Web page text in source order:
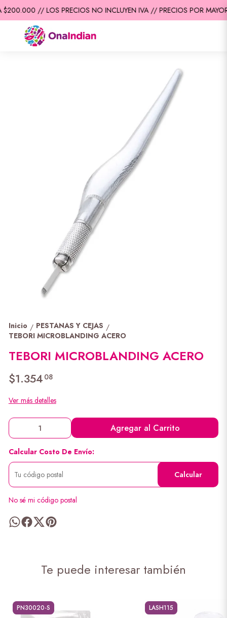
// LOS PRECIOS NO INCLUYEN IVA // PRECIOS POR
Inicio / PESTANAS Y CEJAS /
TEBORI MICROBLANDING ACERO
TEBORI MICROBLANDING ACERO
$1.354 08
Ver más detalles
Agregar al Carrito
Calcular Costo De Envío:
Calcular
No sé mi código postal
Te puede interesar también
PN30020-S LASH115